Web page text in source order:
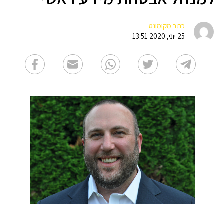
כתב מקומונט
25 יוני, 2020 13:51